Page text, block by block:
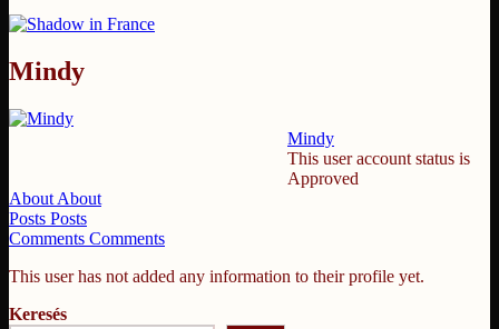
Mindy
Mindy
This user account status is
Approved
About About
Posts Posts
Comments Comments
This user has not added any information to their profile yet.
Keresés